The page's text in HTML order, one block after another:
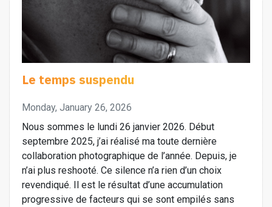
Le temps suspendu
Monday, January 26, 2026
Nous sommes le lundi 26 janvier 2026. Début
septembre 2025, j’ai réalisé ma toute dernière
collaboration photographique de l’année. Depuis, je
n’ai plus reshooté. Ce silence n’a rien d’un choix
revendiqué. Il est le résultat d’une accumulation
progressive de facteurs qui se sont empilés sans